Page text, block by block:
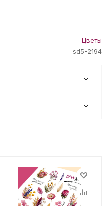
Цветы
sd5-2194